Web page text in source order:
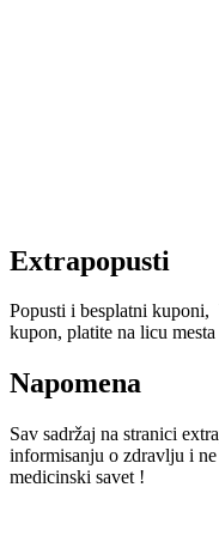
Extrapopusti
Popusti i besplatni kuponi,
kupon, platite na licu
Napomena
Sav sadržaj na stranici
informisanju o zdravlju i ne
medicinski savet !